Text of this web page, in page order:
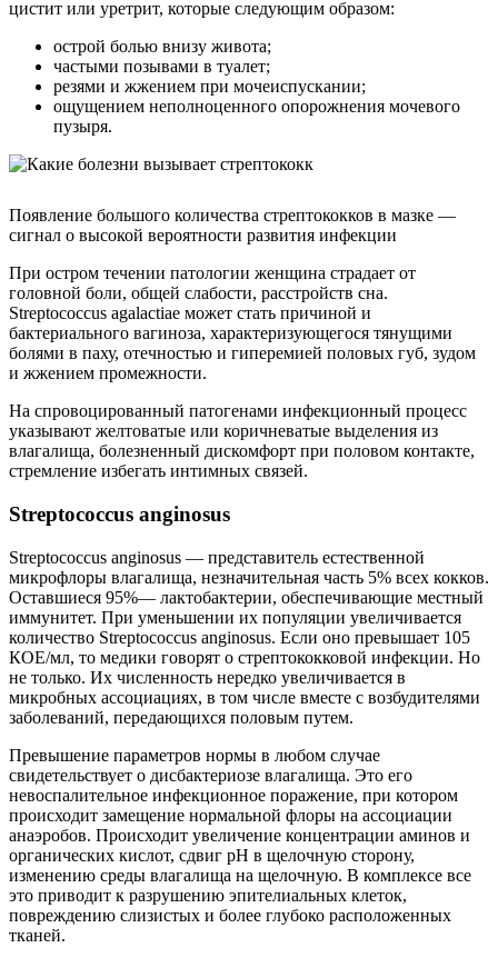
цистит или уретрит, которые следующим образом:
острой болью внизу живота;
частыми позывами в туалет;
резями и жжением при мочеиспускании;
ощущением неполноценного опорожнения мочевого
пузыря.
Появление большого количества стрептококков в мазке —
сигнал о высокой вероятности развития инфекции
При остром течении патологии женщина страдает от
головной боли, общей слабости, расстройств сна.
Streptococcus agalactiae может стать причиной и
бактериального вагиноза, характеризующегося тянущими
болями в паху, отечностью и гиперемией половых губ, зудом
и жжением промежности.
На спровоцированный патогенами инфекционный процесс
указывают желтоватые или коричневатые выделения из
влагалища, болезненный дискомфорт при половом контакте,
стремление избегать интимных связей.
Streptococcus anginosus
Streptococcus anginosus — представитель естественной
микрофлоры влагалища, незначительная часть 5% всех кокков.
Оставшиеся 95%— лактобактерии, обеспечивающие местный
иммунитет. При уменьшении их популяции увеличивается
количество Streptococcus anginosus. Если оно превышает 105
КОЕ/мл, то медики говорят о стрептококковой инфекции. Но
не только. Их численность нередко увеличивается в
микробных ассоциациях, в том числе вместе с возбудителями
заболеваний, передающихся половым путем.
Превышение параметров нормы в любом случае
свидетельствует о дисбактериозе влагалища. Это его
невоспалительное инфекционное поражение, при котором
происходит замещение нормальной флоры на ассоциации
анаэробов. Происходит увеличение концентрации аминов и
органических кислот, сдвиг pH в щелочную сторону,
изменению среды влагалища на щелочную. В комплексе все
это приводит к разрушению эпителиальных клеток,
повреждению слизистых и более глубоко расположенных
тканей.